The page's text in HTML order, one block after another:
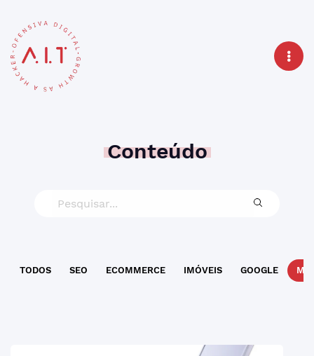
Conteúdo
TODOS SEO ECOMMERCE IMÓVEIS GOOGLE